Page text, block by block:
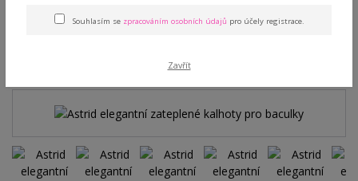
Astrid elegantní zateplené
Souhlasím se zpracováním osobních údajů pro účely registrace.
Zavřít